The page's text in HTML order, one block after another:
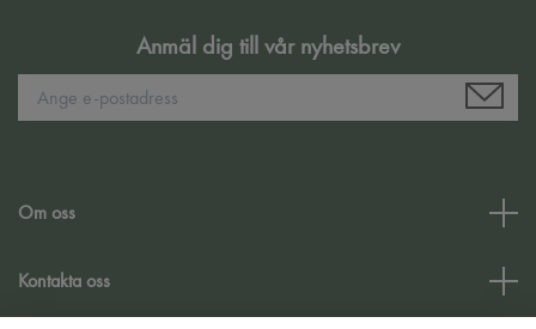
Anmäl dig till vår nyhetsbrev
Om oss
Kontakta oss